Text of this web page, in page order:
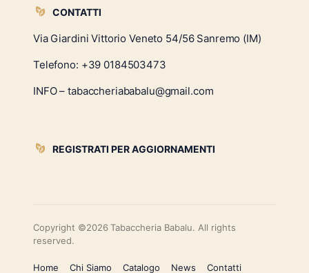
CONTATTI
Via Giardini Vittorio Veneto 54/56 Sanremo (IM)
Telefono: +39 0184503473
INFO – tabaccheriababalu@gmail.com
REGISTRATI PER AGGIORNAMENTI
Copyright ©2026 Tabaccheria Babalu. All rights
reserved.
Home Chi Siamo Catalogo News Contatti